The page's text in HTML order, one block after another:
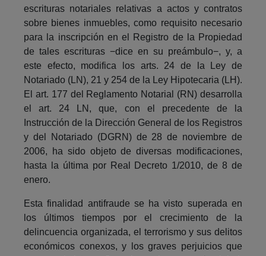
escrituras notariales relativas a actos y contratos
sobre bienes inmuebles, como requisito necesario
para la inscripción en el Registro de la Propiedad
de tales escrituras −dice en su preámbulo−, y, a
este efecto, modifica los arts. 24 de la Ley de
Notariado (LN), 21 y 254 de la Ley Hipotecaria (LH).
El art. 177 del Reglamento Notarial (RN) desarrolla
el art. 24 LN, que, con el precedente de la
Instrucción de la Dirección General de los Registros
y del Notariado (DGRN) de 28 de noviembre de
2006, ha sido objeto de diversas modificaciones,
hasta la última por Real Decreto 1/2010, de 8 de
enero.
Esta finalidad antifraude se ha visto superada en
los últimos tiempos por el crecimiento de la
delincuencia organizada, el terrorismo y sus delitos
económicos conexos, y los graves perjuicios que